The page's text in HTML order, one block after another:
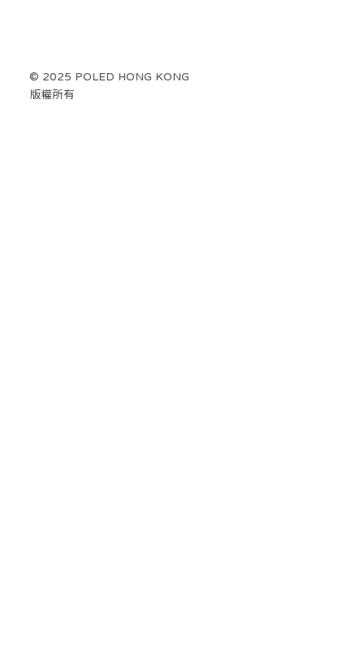
© 2025 POLED HONG KONG
版權所有